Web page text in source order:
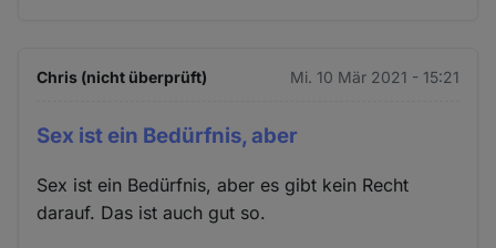
Chris (nicht überprüft) Mi. 10 Mär 2021 - 15:21
Sex ist ein Bedürfnis, aber
Sex ist ein Bedürfnis, aber es gibt kein Recht
darauf. Das ist auch gut so.